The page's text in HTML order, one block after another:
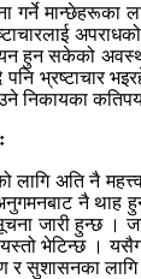
मान्छेहरूका
हुन सकेको
पनि भ्रष्टाचार
निकायका
अति नै
नै
जारी हुन्छ ।
यस्तो भेटिन्छ ।
र सुशासनका